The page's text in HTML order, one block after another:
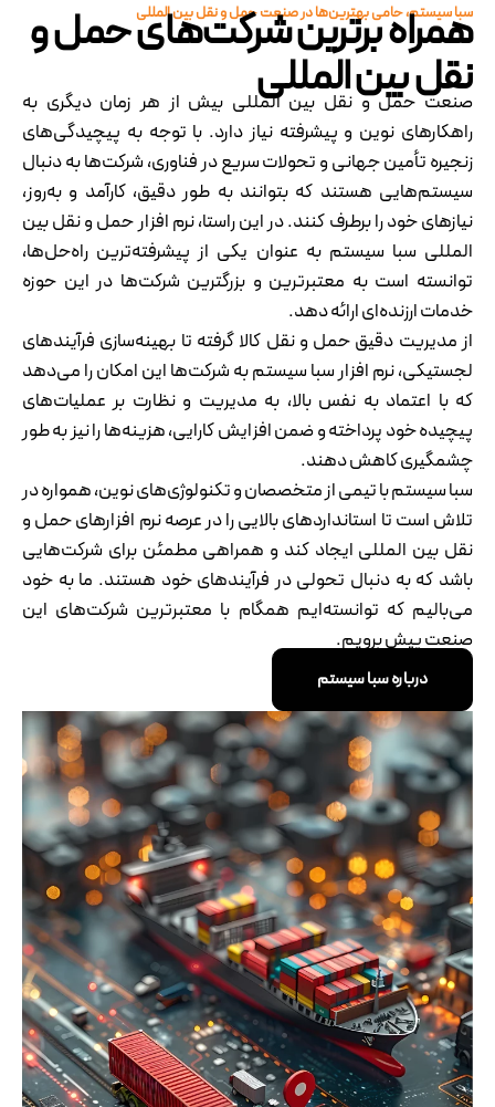
سبا سیستم، حامی بهترین‌ها در صنعت حمل و نقل بین المللی
همراه برترین شرکت‌های حمل و
نقل بین المللی
صنعت حمل و نقل بین المللی بیش از هر زمان دیگری به
راهکارهای نوین و پیشرفته نیاز دارد. با توجه به پیچیدگی‌های
زنجیره تأمین جهانی و تحولات سریع در فناوری، شرکت‌ها به دنبال
سیستم‌هایی هستند که بتوانند به طور دقیق، کارآمد و به‌روز،
نیازهای خود را برطرف کنند. در این راستا، نرم افزار حمل و نقل بین
المللی سبا سیستم به عنوان یکی از پیشرفته‌ترین راه‌حل‌ها،
توانسته است به معتبرترین و بزرگترین شرکت‌ها در این حوزه
خدمات ارزنده‌ای ارائه دهد.
از مدیریت دقیق حمل و نقل کالا گرفته تا بهینه‌سازی فرآیندهای
لجستیکی، نرم افزار سبا سیستم به شرکت‌ها این امکان را می‌دهد
که با اعتماد به نفس بالا، به مدیریت و نظارت بر عملیات‌های
پیچیده خود پرداخته و ضمن افزایش کارایی، هزینه‌ها را نیز به طور
چشمگیری کاهش دهند.
سبا سیستم با تیمی از متخصصان و تکنولوژی‌های نوین، همواره در
تلاش است تا استانداردهای بالایی را در عرصه نرم افزارهای حمل و
نقل بین المللی ایجاد کند و همراهی مطمئن برای شرکت‌هایی
باشد که به دنبال تحولی در فرآیندهای خود هستند. ما به خود
می‌بالیم که توانسته‌ایم همگام با معتبرترین شرکت‌های این
صنعت پیش برویم.
درباره سبا سیستم